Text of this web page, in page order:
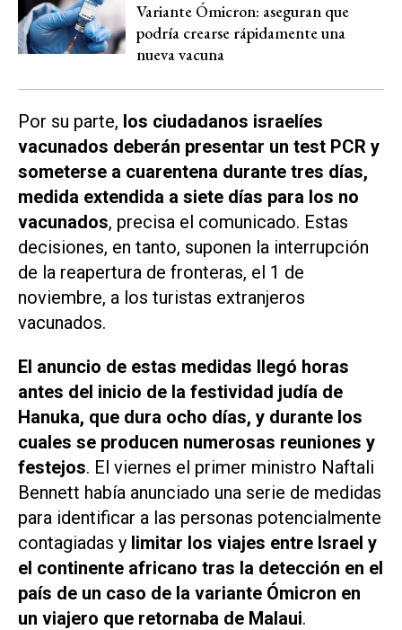
Variante Ómicron: aseguran que
podría crearse rápidamente una
nueva vacuna
Por su parte, los ciudadanos israelíes
vacunados deberán presentar un test PCR y
someterse a cuarentena durante tres días,
medida extendida a siete días para los no
vacunados, precisa el comunicado. Estas
decisiones, en tanto, suponen la interrupción
de la reapertura de fronteras, el 1 de
noviembre, a los turistas extranjeros
vacunados.
El anuncio de estas medidas llegó horas
antes del inicio de la festividad judía de
Hanuka, que dura ocho días, y durante los
cuales se producen numerosas reuniones y
festejos. El viernes el primer ministro Naftali
Bennett había anunciado una serie de medidas
para identificar a las personas potencialmente
contagiadas y limitar los viajes entre Israel y
el continente africano tras la detección en el
país de un caso de la variante Ómicron en
un viajero que retornaba de Malaui.